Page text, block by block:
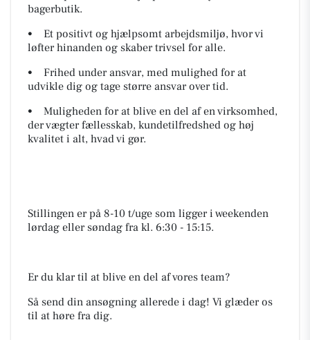
bagerbutik.
• Et positivt og hjælpsomt arbejdsmiljø, hvor vi
løfter hinanden og skaber trivsel for alle.
• Frihed under ansvar, med mulighed for at
udvikle dig og tage større ansvar over tid.
• Muligheden for at blive en del af en virksomhed,
der vægter fællesskab, kundetilfredshed og høj
kvalitet i alt, hvad vi gør.
Stillingen er på 8-10 t/uge som ligger i weekenden
lørdag eller søndag fra kl. 6:30 - 15:15.
Er du klar til at blive en del af vores team?
Så send din ansøgning allerede i dag! Vi glæder os
til at høre fra dig.